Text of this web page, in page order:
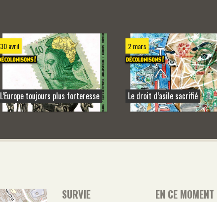
30 avril
L’Europe toujours plus forteresse
2 mars
Le droit d’asile sacrifié
SURVIE EN CE MOMENT